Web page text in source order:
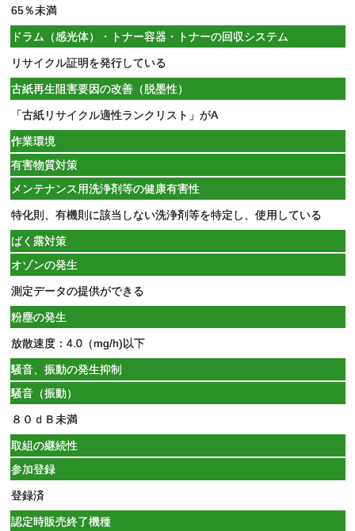
65％未満
ドラム（感光体）・トナー容器・トナーの回収システム
リサイクル証明を発行している
古紙再生阻害要因の改善（脱墨性）
「古紙リサイクル適性ランクリスト」がA
作業環境
有害物質対策
メンテナンス用洗浄剤等の健康有害性
特化則、有機則に該当しない洗浄剤等を特定し、使用している
ばく露対策
オゾンの発生
測定データの提供ができる
粉塵の発生
放散速度：4.0（mg/h)以下
騒音、振動の発生抑制
騒音（振動）
８０ｄＢ未満
取組の継続性
参加登録
登録済
認定時販売終了機種